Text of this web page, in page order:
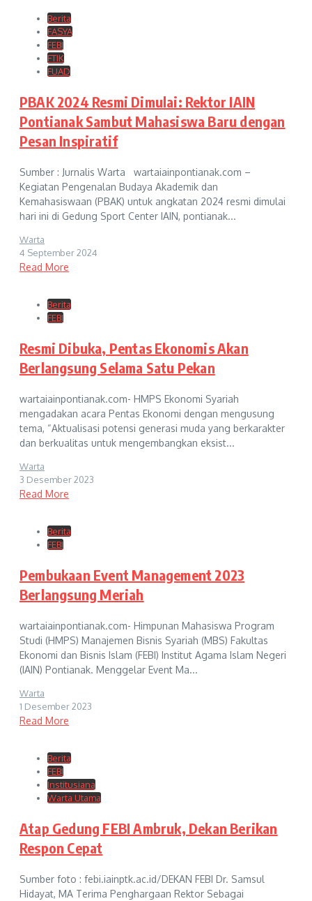
Berita
FASYA
FEBI
FTIK
FUAD
PBAK 2024 Resmi Dimulai: Rektor IAIN
Pontianak Sambut Mahasiswa Baru dengan
Pesan Inspiratif
Sumber : Jurnalis Warta wartaiainpontianak.com –
Kegiatan Pengenalan Budaya Akademik dan
Kemahasiswaan (PBAK) untuk angkatan 2024 resmi dimulai
hari ini di Gedung Sport Center IAIN, pontianak...
Warta
4 September 2024
Read More
Berita
FEBI
Resmi Dibuka, Pentas Ekonomis Akan
Berlangsung Selama Satu Pekan
wartaiainpontianak.com- HMPS Ekonomi Syariah
mengadakan acara Pentas Ekonomi dengan mengusung
tema, “Aktualisasi potensi generasi muda yang berkarakter
dan berkualitas untuk mengembangkan eksist...
Warta
3 Desember 2023
Read More
Berita
FEBI
Pembukaan Event Management 2023
Berlangsung Meriah
wartaiainpontianak.com- Himpunan Mahasiswa Program
Studi (HMPS) Manajemen Bisnis Syariah (MBS) Fakultas
Ekonomi dan Bisnis Islam (FEBI) Institut Agama Islam Negeri
(IAIN) Pontianak. Menggelar Event Ma...
Warta
1 Desember 2023
Read More
Berita
FEBI
Institusiana
Warta Utama
Atap Gedung FEBI Ambruk, Dekan Berikan
Respon Cepat
Sumber foto : febi.iainptk.ac.id/DEKAN FEBI Dr. Samsul
Hidayat, MA Terima Penghargaan Rektor Sebagai